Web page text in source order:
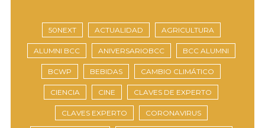
50NEXT ACTUALIDAD AGRICULTURA
ALUMNI BCC ANIVERSARIOBCC BCC ALUMNI
BCWP BEBIDAS CAMBIO CLIMÁTICO
CIENCIA CINE CLAVES DE EXPERTO
CLAVES EXPERTO CORONAVIRUS